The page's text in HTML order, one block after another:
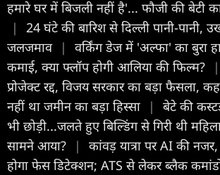
हमारे घर में बिजली नहीं है'... फौजी की बेटी
|
24 घंटे की बारिश से दिल्ली पानी-
जलजमाव |
वर्किंग डेज में 'अल्फा' का बुरा
कमाई, क्या फ्लॉप होगी आलिया की फिल्म?
|
प्रोजेक्ट रद्द, विजय सरकार का बड़ा फैसला,
नहीं था जमीन का बड़ा हिस्सा
|
बेटे की
भी छोड़ी...जलते हुए बिल्डिंग से गिरी थी
सामने आया?
|
कांवड़ यात्रा पर AI की
होगा फेस डिटेक्शन; ATS से लेकर ब्लैक